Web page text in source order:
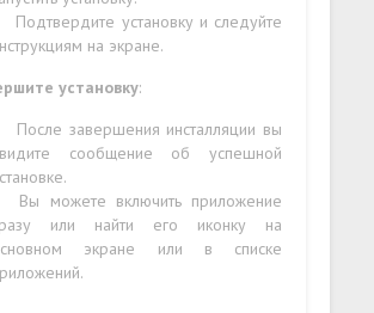
Подтвердите установку и следуйте
на экране.
установку:
После завершения инсталляции вы
сообщение об успешной
Вы можете включить приложение
или найти его иконку на
экране или в списке